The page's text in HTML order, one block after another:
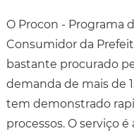
O Procon - Programa
Consumidor da
bastante procurado
demanda de mais de
tem demonstrado
processos. O serviço